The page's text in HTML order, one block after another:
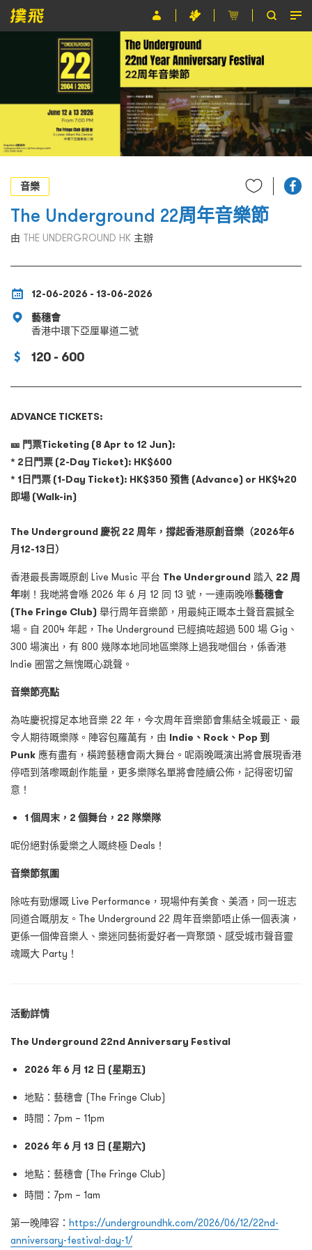
關於撲飛
條款及細則
EN
音樂
The Underground 22周年音樂節
由 THE UNDERGROUND HK 主辦
12-06-2026 - 13-06-2026
藝穗會
香港中環下亞厘畢道二號
120 - 600
ADVANCE TICKETS:
🎫 門票Ticketing (8 Apr to 12 Jun):
* 2日門票 (2-Day Ticket): HK$600
* 1日門票 (1-Day Ticket): HK$350 預售 (Advance) or HK$420
即場 (Walk-in)
The Underground慶祝 22 周年，撐起香港原創音樂（2026年6
月12-13日）
香港最長壽嘅原創 Live Music 平台 The Underground 踏入 22 周
年喇！我哋將會喺 2026 年 6 月 12 同 13 號，一連兩晚喺藝穗會
(The Fringe Club) 舉行周年音樂節，用最純正嘅本土聲音震撼全
場。自 2004 年起，The Underground 已經搞咗超過 500 場 Gig、
300 場演出，有 800 幾隊本地同地區樂隊上過我哋個台，係香港
Indie 圈當之無愧嘅心跳聲。
音樂節亮點
為咗慶祝撐足本地音樂 22 年，今次周年音樂節會集結全城最正、最
令人期待嘅樂隊。陣容包羅萬有，由 Indie 、 Rock 、 Pop 到
Punk 應有盡有，橫跨藝穗會兩大舞台。呢兩晚嘅演出將會展現香港
停唔到落嚟嘅創作能量，更多樂隊名單將會陸續公佈，記得密切留
意！
1個周末， 2 個舞台， 22 隊樂隊
呢份絕對係愛樂之人嘅終極 Deals！
音樂節氛圍
除咗有勁爆嘅 Live Performance，現場仲有美食、美酒，同一班志
同道合嘅朋友。The Underground 22 周年音樂節唔止係一個表演，
更係一個俾音樂人、樂迷同藝術愛好者一齊聚頭、感受城市聲音靈
魂嘅大 Party！
活動詳情
The Underground 22nd Anniversary Festival
2026 年 6 月 12 日 (星期五)
地點：藝穗會 (The Fringe Club)
時間：7pm – 11pm
2026 年 6 月 13 日 (星期六)
地點：藝穗會 (The Fringe Club)
時間：7pm – 1am
第一晚陣容： https://undergroundhk.com/2026/06/12/22nd-
anniversary-festival-day-1/